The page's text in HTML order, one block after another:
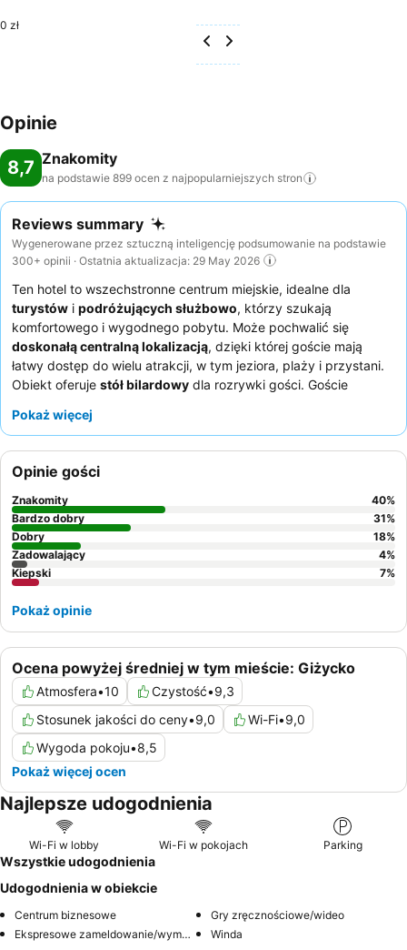
0 zł
Opinie
8,7 Znakomity
na podstawie 899 ocen z najpopularniejszych stron
Reviews summary
Wygenerowane przez sztuczną inteligencję podsumowanie na podstawie
300+ opinii · Ostatnia aktualizacja: 29 May 2026
Ten hotel to wszechstronne centrum miejskie, idealne dla
turystów i podróżujących służbowo, którzy szukają
komfortowego i wygodnego pobytu. Może pochwalić się
doskonałą centralną lokalizacją, dzięki której goście mają
łatwy dostęp do wielu atrakcji, w tym jeziora, plaży i przystani.
Obiekt oferuje stół bilardowy dla rozrywki gości. Goście
urozmaicone, wysokiej jakości
który nie wychodzi na ulicę.
Pokaż więcej
Ocena powyżej średniej w tym mieście: Giżycko
Atmosfera•10 Czystość•9,3
Stosunek jakości do ceny•9,0 Wi-Fi•9,0
Wygoda pokoju•8,5
Pokaż więcej ocen
Opinie gości
Znakomity 40%
Bardzo dobry
31%
Dobry
18%
Zadowalający
4%
Kiepski
7%
Pokaż opinie
Najlepsze udogodnienia
Wi-Fi w lobby Wi-Fi w pokojach Parking
Wszystkie udogodnienia
Udogodnienia w obiekcie
Centrum biznesowe
Gry zręcznościowe/wideo
Ekspresowe zameldowanie/wymeldowanie
Winda